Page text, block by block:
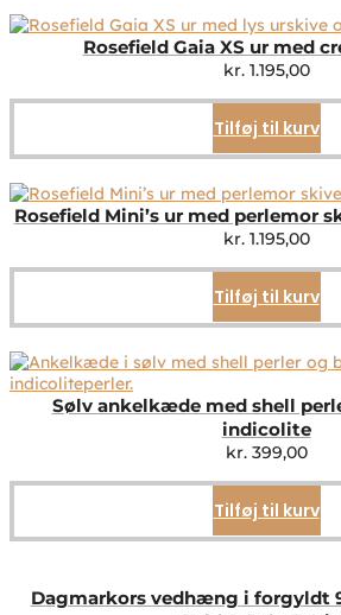
Rosefield Gaia XS ur med
kr.1.195,00
Tilføj til kurv
Rosefield Mini’s ur med perlemor
kr.1.195,00
Tilføj til kurv
Sølv ankelkæde med shell
indicolite
kr.399,00
Tilføj til kurv
Dagmarkors vedhæng i forgyldt